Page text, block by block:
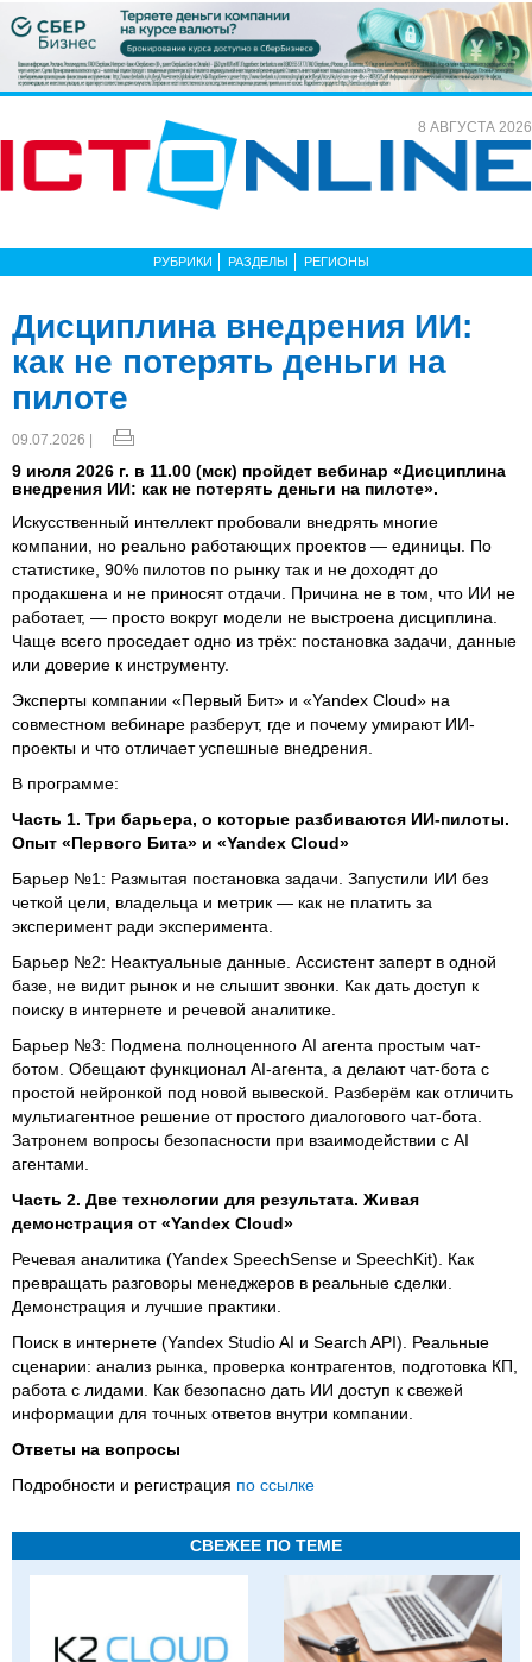
8 АВГУСТА 2026
РУБРИКИ РАЗДЕЛЫ РЕГИОНЫ
Дисциплина внедрения ИИ:
как не потерять деньги на
пилоте
09.07.2026 |
9 июля 2026 г. в 11.00 (мск) пройдет вебинар «Дисциплина
внедрения ИИ: как не потерять деньги на пилоте».
Искусственный интеллект пробовали внедрять многие
компании, но реально работающих проектов — единицы. По
статистике, 90% пилотов по рынку так и не доходят до
продакшена и не приносят отдачи. Причина не в том, что ИИ не
работает, — просто вокруг модели не выстроена дисциплина.
Чаще всего проседает одно из трёх: постановка задачи, данные
или доверие к инструменту.
Эксперты компании «Первый Бит» и «Yandex Cloud» на
совместном вебинаре разберут, где и почему умирают ИИ-
проекты и что отличает успешные внедрения.
В программе:
Часть 1. Три барьера, о которые разбиваются ИИ-пилоты.
Опыт «Первого Бита» и «Yandex Cloud»
Барьер №1: Размытая постановка задачи. Запустили ИИ без
четкой цели, владельца и метрик — как не платить за
эксперимент ради эксперимента.
Барьер №2: Неактуальные данные. Ассистент заперт в одной
базе, не видит рынок и не слышит звонки. Как дать доступ к
поиску в интернете и речевой аналитике.
Барьер №3: Подмена полноценного AI агента простым чат-
ботом. Обещают функционал AI-агента, а делают чат-бота с
простой нейронкой под новой вывеской. Разберём как отличить
мультиагентное решение от простого диалогового чат-бота.
Затронем вопросы безопасности при взаимодействии с AI
агентами.
Часть 2. Две технологии для результата. Живая
демонстрация от «Yandex Cloud»
Речевая аналитика (Yandex SpeechSense и SpeechKit). Как
превращать разговоры менеджеров в реальные сделки.
Демонстрация и лучшие практики.
Поиск в интернете (Yandex Studio AI и Search API). Реальные
сценарии: анализ рынка, проверка контрагентов, подготовка КП,
работа с лидами. Как безопасно дать ИИ доступ к свежей
информации для точных ответов внутри компании.
Ответы на вопросы
Подробности и регистрация по ссылке
СВЕЖЕЕ ПО ТЕМЕ